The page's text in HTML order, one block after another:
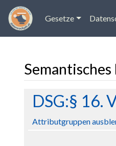
Gesetze
Wechseln zu: Navigation
DSG:§ 16.
Attributgruppen